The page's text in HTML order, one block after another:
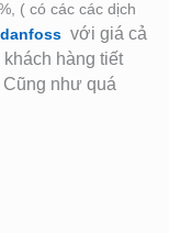
( có các các dịch
với giá cả
hàng tiết
như quá